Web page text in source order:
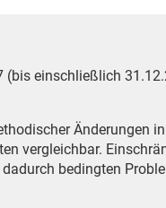
(bis einschließlich
Änderungen
vergleichbar.
bedingten